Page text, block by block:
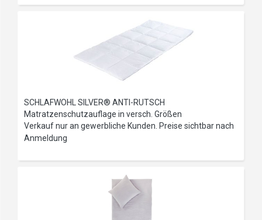
SCHLAFWOHL SILVER® ANTI-RUTSCH
Matratzenschutzauflage in versch. Größen
Verkauf nur an gewerbliche Kunden. Preise sichtbar nach
Anmeldung